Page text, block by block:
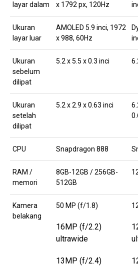
layar dalam
x 1792 px, 120Hz
Ukuran
layar luar
AMOLED 5.9 inci, 1972
x 988, 60Hz
Ukuran
sebelum
dilipat
5.2 x 5.5 x 0.3 inci
Ukuran
setelah
dilipat
5.2 x 2.9 x 0.63 inci
CPU Snapdragon 888
RAM /
memori
8GB-12GB / 256GB-
512GB
Kamera
belakang
50 MP (f/1.8)
16MP (f/2.2)
ultrawide
13MP (f/2.4)